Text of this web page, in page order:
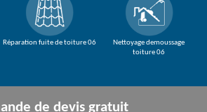
Réparation fuite de toiture 06
Nettoyage demoussage
toiture 06
de devis gratuit